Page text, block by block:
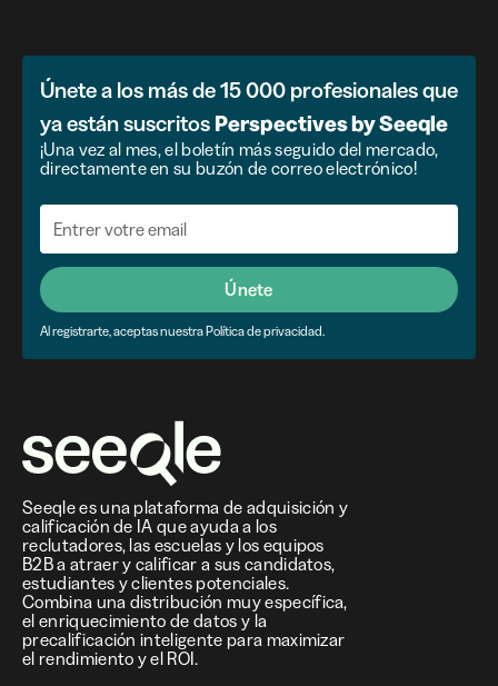
Únete a los más de 15 000 profesionales que
ya están suscritos Perspectives by Seeqle
¡Una vez al mes, el boletín más seguido del mercado,
directamente en su buzón de correo electrónico!
Únete
Al registrarte, aceptas nuestra Política de privacidad.
Seeqle es una plataforma de adquisición y
calificación de IA que ayuda a los
reclutadores, las escuelas y los equipos
B2B a atraer y calificar a sus candidatos,
estudiantes y clientes potenciales.
Combina una distribución muy específica,
el enriquecimiento de datos y la
precalificación inteligente para maximizar
el rendimiento y el ROI.